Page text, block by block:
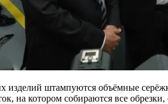
изделий штампуются объёмные
на котором собираются все